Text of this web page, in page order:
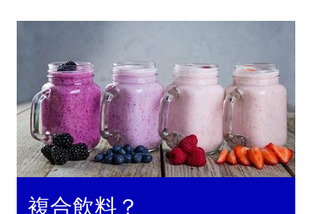
複合飲料？